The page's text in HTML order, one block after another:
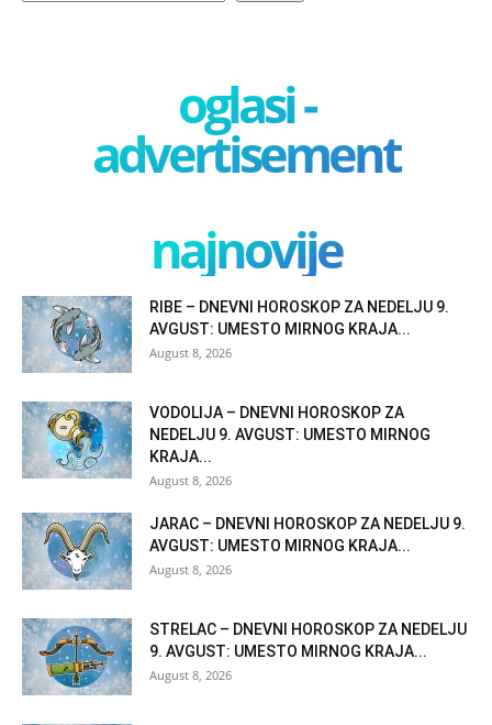
oglasi -
advertisement
najnovije
RIBE – DNEVNI HOROSKOP ZA NEDELJU 9.
AVGUST: UMESTO MIRNOG KRAJA...
August 8, 2026
VODOLIJA – DNEVNI HOROSKOP ZA
NEDELJU 9. AVGUST: UMESTO MIRNOG
KRAJA...
August 8, 2026
JARAC – DNEVNI HOROSKOP ZA NEDELJU 9.
AVGUST: UMESTO MIRNOG KRAJA...
August 8, 2026
STRELAC – DNEVNI HOROSKOP ZA NEDELJU
9. AVGUST: UMESTO MIRNOG KRAJA...
August 8, 2026